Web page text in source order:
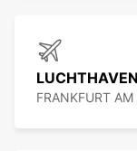
FRANKFURT